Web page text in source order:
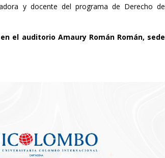
y docente del programa de Derecho de
el auditorio Amaury Román Román, sede